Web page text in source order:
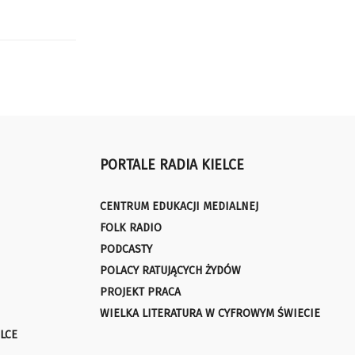
PORTALE RADIA KIELCE
CENTRUM EDUKACJI MEDIALNEJ
FOLK RADIO
PODCASTY
POLACY RATUJĄCYCH ŻYDÓW
PROJEKT PRACA
WIELKA LITERATURA W CYFROWYM ŚWIECIE